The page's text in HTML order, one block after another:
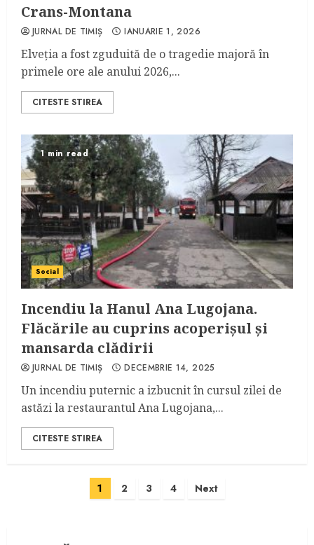
Crans-Montana
JURNAL DE TIMIȘ IANUARIE 1, 2026
Elveția a fost zguduită de o tragedie majoră în
primele ore ale anului 2026,...
CITESTE STIREA
1 min read
Social
Incendiu la Hanul Ana Lugojana.
Flăcările au cuprins acoperișul și
mansarda clădirii
JURNAL DE TIMIȘ DECEMBRIE 14, 2025
Un incendiu puternic a izbucnit în cursul zilei de
astăzi la restaurantul Ana Lugojana,...
CITESTE STIREA
Paginație
1 2 3 4 Next